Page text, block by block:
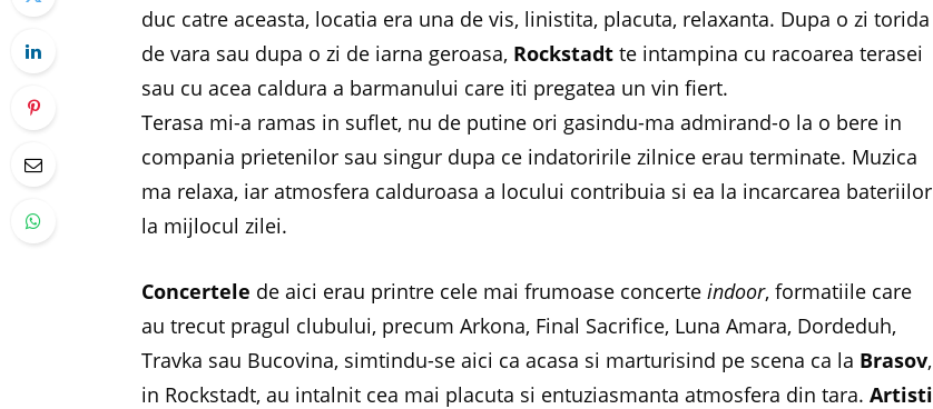
duc catre aceasta, locatia era una de vis, linistita, placuta, relaxanta. Dupa o zi torida
de vara sau dupa o zi de iarna geroasa, Rockstadt te intampina cu racoarea terasei
sau cu acea caldura a barmanului care iti pregatea un vin fiert.
Terasa mi-a ramas in suflet, nu de putine ori gasindu-ma admirand-o la o bere in
compania prietenilor sau singur dupa ce indatoririle zilnice erau terminate. Muzica
ma relaxa, iar atmosfera calduroasa a locului contribuia si ea la incarcarea bateriilor
la mijlocul zilei.
Concertele de aici erau printre cele mai frumoase concerte indoor, formatiile care
au trecut pragul clubului, precum Arkona, Final Sacrifice, Luna Amara, Dordeduh,
Travka sau Bucovina, simtindu-se aici ca acasa si marturisind pe scena ca la Brasov,
in Rockstadt, au intalnit cea mai placuta si entuziasmanta atmosfera din tara.Artisti